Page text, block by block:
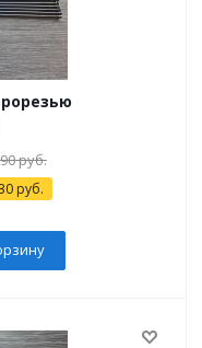
руб.
руб.